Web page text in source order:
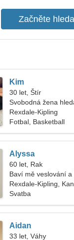
Kim
30 let, Štír
Svobodná žena
Rexdale-Kipling
Fotbal, Basketball
Alyssa
60 let, Rak
Baví mě veslování a
Rexdale-Kipling,
Svatba
Aidan
33 let, Váhy